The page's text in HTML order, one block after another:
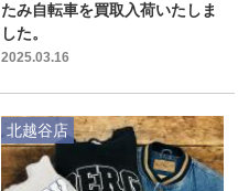
たみ自転車を買取入荷いたしま
した。
2025.03.16
北越谷店